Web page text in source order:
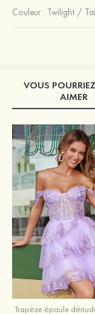
Couleur : Twilight /
VOUS
AIMER